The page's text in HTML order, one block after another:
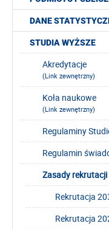
DANE
STUDIA WYŻSZE
Akredytacje
(Link zewnętrzny)
Koła naukowe
(Link zewnętrzny)
Regulaminy
Regulamin
Zasady
Rekrutacja
Rekrutacja